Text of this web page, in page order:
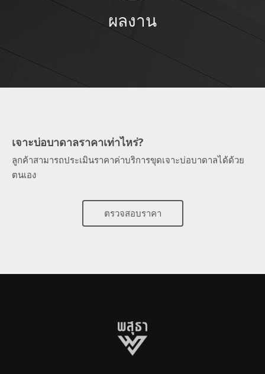
ผลงาน
เจาะบ่อบาดาลราคาเท่าไหร่?
ลูกค้าสามารถประเมินราคาค่าบริการขุดเจาะบ่อบาดาลได้ด้วย
ตนเอง
ตรวจสอบราคา